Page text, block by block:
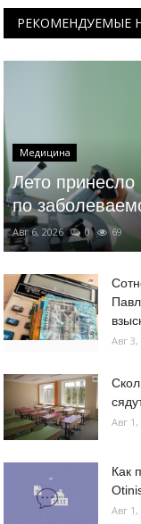
РЕКОМЕНДУЕМЫЕ
Медицина
Лето
по
Авг 6, 2026 0 69
Авг 3,
Авг 1,
Как
Авг 1,